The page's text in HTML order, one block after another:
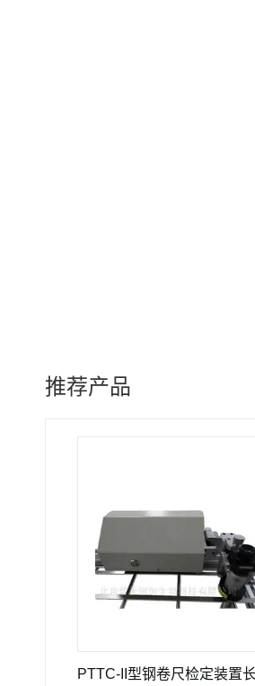
推荐产品
PTTC-II型钢卷尺检定装置长度计量仪器